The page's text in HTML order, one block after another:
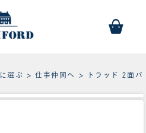
選ぶ >仕事仲間へ
> トラッド 2面パ